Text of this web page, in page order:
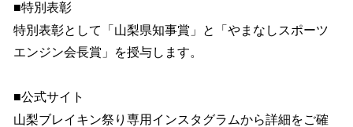
■特別表彰
特別表彰として「山梨県知事賞」と「やまなしスポーツ
エンジン会長賞」を授与します。
■公式サイト
山梨ブレイキン祭り専用インスタグラムから詳細をご確